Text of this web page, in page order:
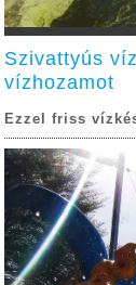
Szivattyús
vízhozamot
Ezzel friss